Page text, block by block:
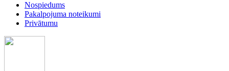
Nospiedums
Pakalpojuma noteikumi
Privātumu